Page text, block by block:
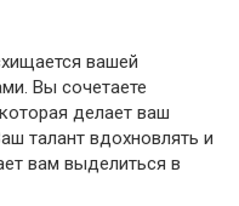
вашей
Вы сочетаете
делает ваш
талант вдохновлять и
вам выделиться в